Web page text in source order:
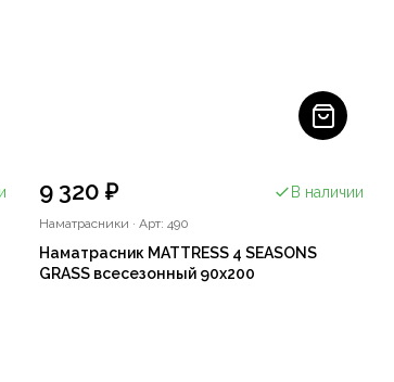
9 320 ₽ В наличии
Наматрасники · Арт: 490
Наматрасник MATTRESS 4 SEASONS
GRASS всесезонный 90х200